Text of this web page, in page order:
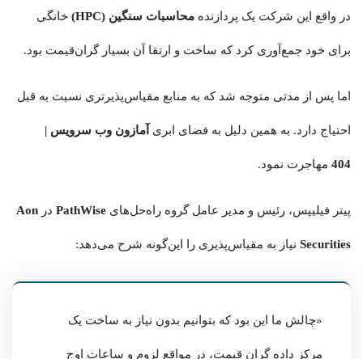
در واقع این شرکت یک پردازنده محاسبات سنگین (HPC) خانگی
برای خود جمع‌آوری کرد که ساخت و ارتقا آن بسیار گران‌قیمت بود.
اما پس از مدتی متوجه شد که به منابع مقیاس‌پذیرتری نسبت به قبل
احتیاج دارد. به همین دلیل به فضای ابری آمازون وب سرویس |
404 مهاجرت نمود.
پیتر فیلیپس، رئیس و مدیر عامل گروه راه‌حل‌های PathWise در Aon
Securities نیاز به مقیاس‌پذیری را این‌گونه شرح می‌دهد:
«چالش ما این بود که بتوانیم بدون نیاز به ساخت یک
مرکز داده گران قیمت، در مواقع لزوم و ساعات اوج